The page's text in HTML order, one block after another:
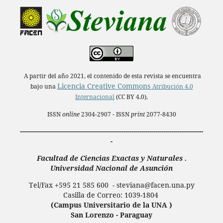
A partir del año 2021, el contenido de esta revista se encuentra
bajo unaLicencia Creative Commons Atribución 4.0
Internacional(CC BY 4.0),
ISSNonline2304-2907 - ISSNprint2077-8430
--------------------------------------------------------------------------------------------
-
Facultad de Ciencias Exactas y Naturales .
Universidad Nacional de Asunción
Tel/Fax +595 21 585 600 - steviana@facen.una.py
Casilla de Correo: 1039-1804
(Campus Universitario de la UNA )
San Lorenzo - Paraguay